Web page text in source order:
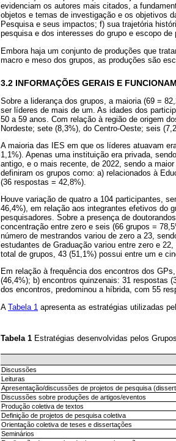
evidenciam os autores mais citados, a
objetos e temas de investigação e os objetivos
Pesquisa e seus impactos; f) sua trajetória
pesquisa e dos interesses do grupo e escopo de
Embora haja um conjunto de produções que
macro e meso dos grupos, as produções são
3.2 INFORMAÇÕES GERAIS E
Sobre a liderança dos grupos, a maioria (69 =
ser líderes de mais de um. As idades dos
50 a 59 anos. Com relação à região de origem
Nordeste; sete (8,3%), do Centro-Oeste; seis
A maioria das IES em que os líderes atuavam
1,1%). Apenas uma instituição era privada,
antigo, e o mais recente, de 2022, sendo a
definiram os grupos como: a) relacionados à
(36 respostas = 42,8%).
Houve variação de quatro a 104 participantes,
46,4%), em relação aos integrantes efetivos do
pesquisadores. Sobre a presença de
concentração entre zero e seis (66 grupos =
número de mestrandos variou de zero a 23,
estudantes de Graduação variou entre zero e
total de grupos, 43 (51,1%) possui entre um e
Em relação à frequência dos encontros dos
(46,4%); b) encontros quinzenais: 31 respostas
dos encontros, predominou a híbrida, com 55
A Tabela 1 apresenta as estratégias utilizadas
Tabela 1 Estratégias desenvolvidas pelos
Discussões
Leituras
Apresentação/discussões de projetos de pesquisa
Discussões sobre produções de artigos/eventos
Produção coletiva de textos
Definição de projetos de pesquisa coletiva
Orientação coletiva de teses e dissertações
Seminários